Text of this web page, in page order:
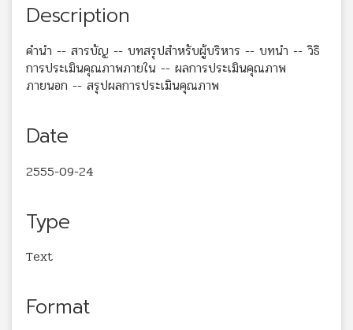
Description
คำนำ -- สารบัญ -- บทสรุปสำหรับผู้บริหาร -- บทนำ -- วิธิ
การประเมินคุณภาพภายใน -- ผลการประเมินคุณภาพ
ภายนอก -- สรุปผลการประเมินคุณภาพ
Date
2555-09-24
Type
Text
Format